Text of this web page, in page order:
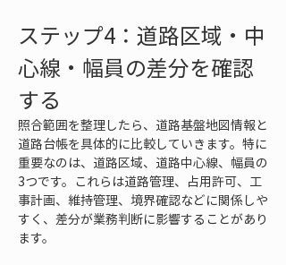
ステップ4：道路区域・中
心線・幅員の差分を確認
する
照合範囲を整理したら、道路基盤地図情報と
道路台帳を具体的に比較していきます。特に
重要なのは、道路区域、道路中心線、幅員の
3つです。これらは道路管理、占用許可、工
事計画、維持管理、境界確認などに関係しや
すく、差分が業務判断に影響することがあり
ます。